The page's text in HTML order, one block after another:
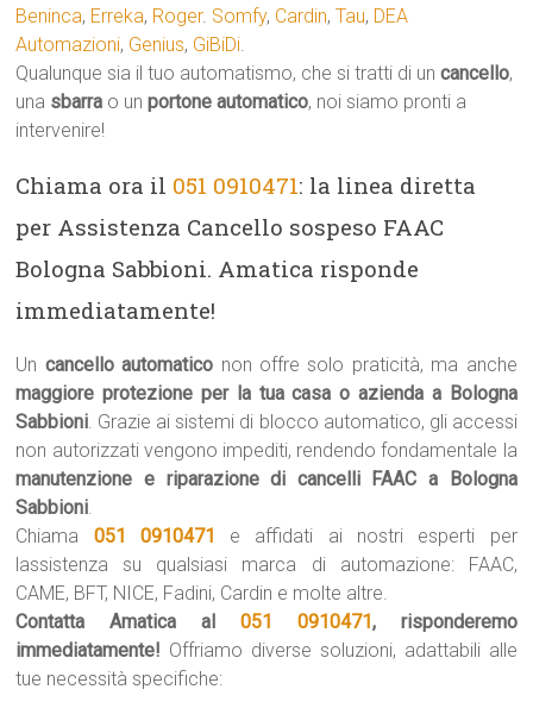
Beninca, Erreka, Roger. Somfy, Cardin,Tau, DEA
Automazioni, Genius, GiBiDi.
Qualunque sia il tuo automatismo, che si tratti di uncancello,
una sbarra o unportone automatico, noi siamo pronti a
intervenire!
Chiama ora il 051 0910471: la linea diretta
per Assistenza Cancello sospeso FAAC
Bologna Sabbioni. Amatica risponde
immediatamente!
Un cancello automatico non offre solo praticità, ma anche
maggiore protezione per la tua casa o azienda a Bologna
Sabbioni. Grazie ai sistemi di blocco automatico, gli accessi
non autorizzati vengono impediti, rendendo fondamentale la
manutenzione e riparazione di cancelli FAAC a Bologna
Sabbioni.
Chiama 051 0910471
e affidati ai nostri esperti per
lassistenza su qualsiasi marca di automazione: FAAC,
CAME, BFT, NICE, Fadini, Cardin e molte altre.
Contatta Amatica al 051 0910471, risponderemo
immediatamente! Offriamo diverse soluzioni, adattabili alle
tue necessità specifiche: